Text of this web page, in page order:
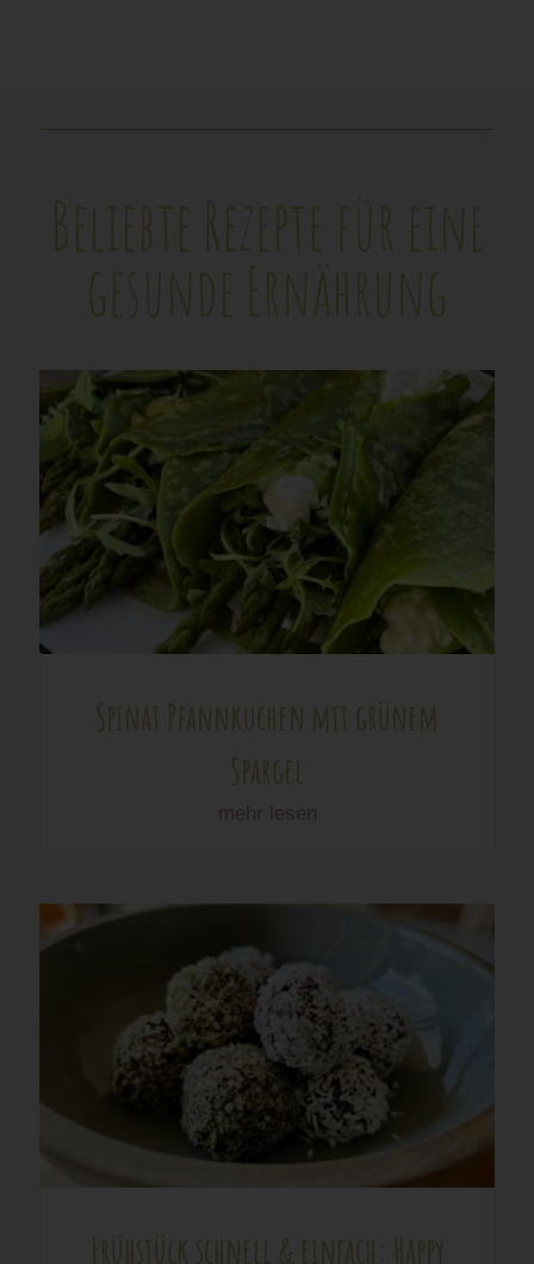
Beliebte Rezepte für eine
gesunde Ernährung
Spinat Pfannkuchen mit grünem
Spargel
mehr lesen
Frühstück schnell & einfach: Happy